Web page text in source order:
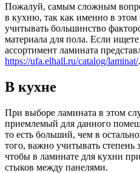
Пожалуй, самым сложным
в кухню, так как именно в
учитывать большинство
материала для пола. Если ищете
ассортимент ламината
https://ufa.elhall.ru/catalog/laminat/.
В кухне
При выборе ламината в этом
приемлемый для данного
то есть больший, чем в
того, важно учитывать
чтобы в ламинате для кухни
стыков между панелями.